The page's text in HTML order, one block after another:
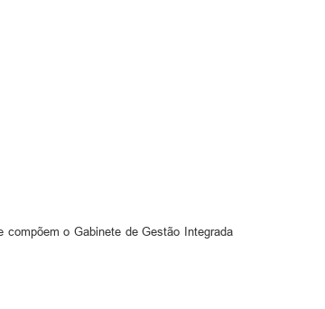
o Gabinete de Gestão Integrada